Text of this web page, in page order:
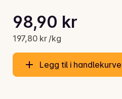
Gjeldende pris er: 98,90 kr
98,90 kr
197,80 kr /kg
Stykkpris: 197,80 kr /kg
Legg til i